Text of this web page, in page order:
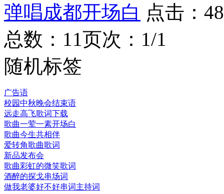
弹唱成都开场白 点击：
总数：11页次：1/1
随机标签
广告语
校园中秋晚会结束语
远走高飞歌词下载
歌曲一荤一素开场白
歌曲今生共相伴
爱转角歌曲歌词
新品发布会
歌曲彩虹的微笑歌词
酒醉的探戈串场词
做我老婆好不好串词主持词